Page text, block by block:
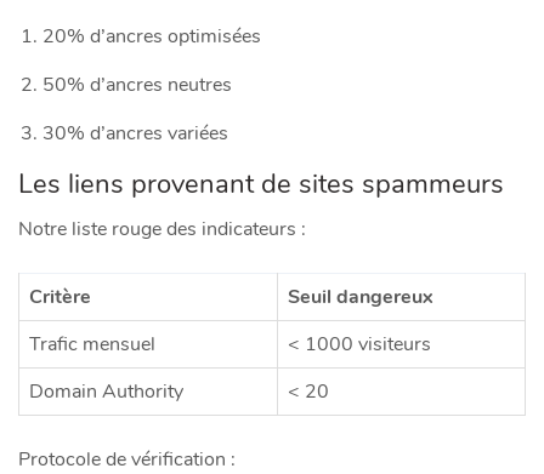
20% d’ancres optimisées
50% d’ancres neutres
30% d’ancres variées
Les liens provenant de sites spammeurs
Notre liste rouge des indicateurs :
Critère
Seuil dangereux
Trafic mensuel
< 1000 visiteurs
Domain Authority
< 20
Protocole de vérification :